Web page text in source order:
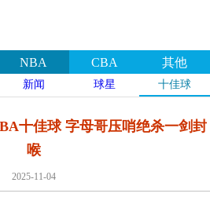
NBA CBA 其他
新闻 球星 十佳球
十佳球 字母哥压哨绝杀一剑封
喉
2025-11-04